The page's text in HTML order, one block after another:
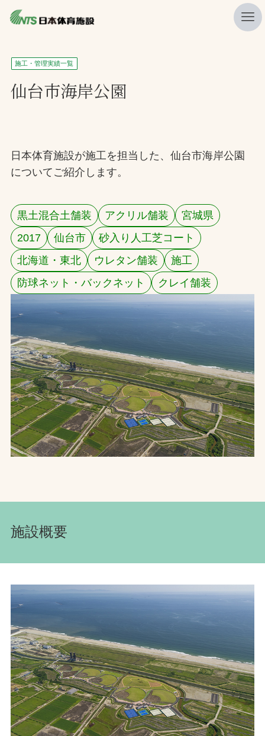
私たちの強み
ニュース
製品・サービス一覧
施工・管理実績一覧
採用情報
お問合せ
プライバシーポリシー
ソーシャルメディアポリシー
施工・管理実績一覧
仙台市海岸公園
日本体育施設が施工を担当した、仙台市海岸公園
についてご紹介します。
黒土混合土舗装 アクリル舗装
宮城県
2017
仙台市
砂入り人工芝コート
北海道・東北
ウレタン舗装
施工
防球ネット・バックネット
クレイ舗装
施設概要